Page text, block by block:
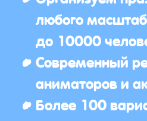
любого
до 10000
Современный
аниматоров и
Более 100